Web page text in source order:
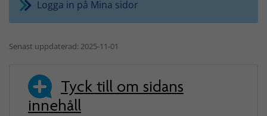
Logga in på Mina sidor
Senast uppdaterad: 2025-11-01
Tyck till om sidans
innehåll